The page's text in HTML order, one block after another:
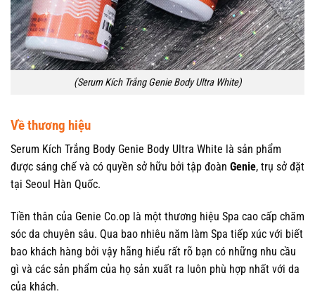
(Serum Kích Trắng Genie Body Ultra White)
Về thương hiệu
Serum Kích Trắng Body Genie Body Ultra White là sản phẩm
được sáng chế và có quyền sở hữu bởi tập đoàn Genie, trụ sở đặt
tại Seoul Hàn Quốc.
Tiền thân của Genie Co.op là một thương hiệu Spa cao cấp chăm
sóc da chuyên sâu. Qua bao nhiêu năm làm Spa tiếp xúc với biết
bao khách hàng bởi vậy hãng hiểu rất rõ bạn có những nhu cầu
gì và các sản phẩm của họ sản xuất ra luôn phù hợp nhất với da
của khách.